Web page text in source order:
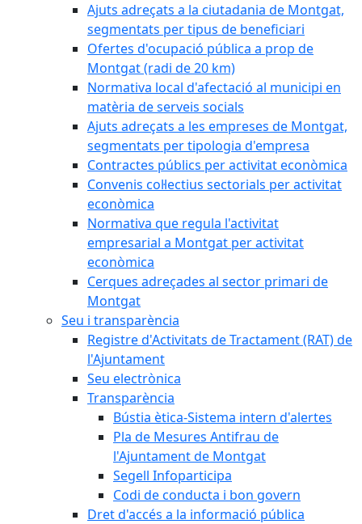
Ajuts adreçats a la ciutadania de Montgat,
segmentats per tipus de beneficiari
Ofertes d'ocupació pública a prop de
Montgat (radi de 20 km)
Normativa local d'afectació al municipi en
matèria de serveis socials
Ajuts adreçats a les empreses de Montgat,
segmentats per tipologia d'empresa
Contractes públics per activitat econòmica
Convenis col·lectius sectorials per activitat
econòmica
Normativa que regula l'activitat
empresarial a Montgat per activitat
econòmica
Cerques adreçades al sector primari de
Montgat
Seu i transparència
Registre d'Activitats de Tractament (RAT) de
l'Ajuntament
Seu electrònica
Transparència
Bústia ètica-Sistema intern d'alertes
Pla de Mesures Antifrau de
l'Ajuntament de Montgat
Segell Infoparticipa
Codi de conducta i bon govern
Dret d'accés a la informació pública